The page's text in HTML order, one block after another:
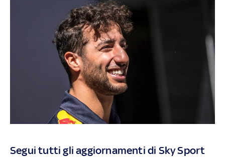
Segui tutti gli aggiornamenti di Sky Sport